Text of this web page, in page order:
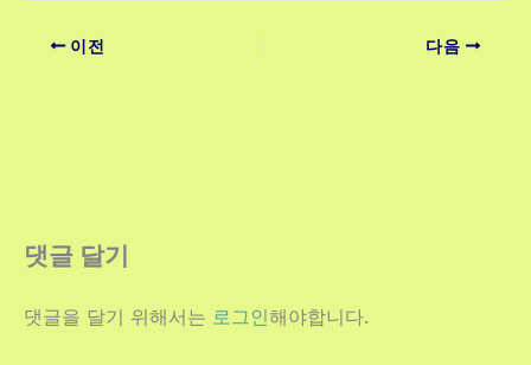
이전 다음
댓글 달기
댓글을 달기 위해서는 로그인해야합니다.